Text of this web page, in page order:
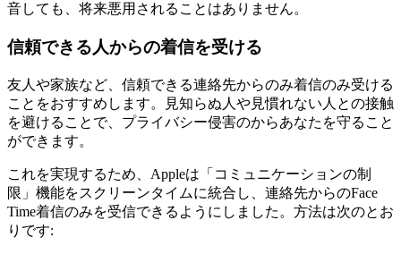
音しても、将来悪用されることはありません。
信頼できる人からの着信を受ける
友人や家族など、信頼できる連絡先からのみ着信のみ受ける
ことをおすすめします。見知らぬ人や見慣れない人との接触
を避けることで、プライバシー侵害のからあなたを守ること
ができます。
これを実現するため、Appleは「コミュニケーションの制
限」機能をスクリーンタイムに統合し、連絡先からのFace
Time着信のみを受信できるようにしました。方法は次のとお
りです: